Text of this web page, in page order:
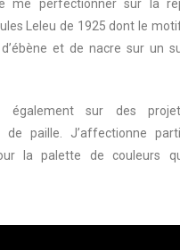
me perfectionner sur la
Leleu de 1925 dont le
et de nacre sur un
également sur des
de paille. J’affectionne
la palette de couleurs